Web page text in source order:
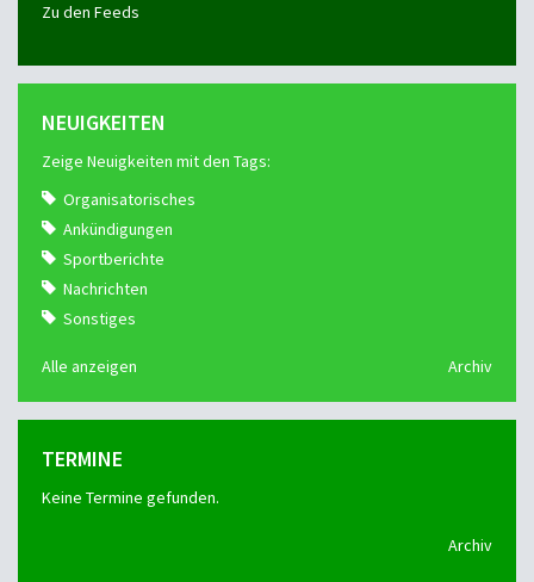
Zu den Feeds
NEUIGKEITEN
Zeige Neuigkeiten mit den Tags:
Organisatorisches
Ankündigungen
Sportberichte
Nachrichten
Sonstiges
Alle anzeigen Archiv
TERMINE
Keine Termine gefunden.
Archiv